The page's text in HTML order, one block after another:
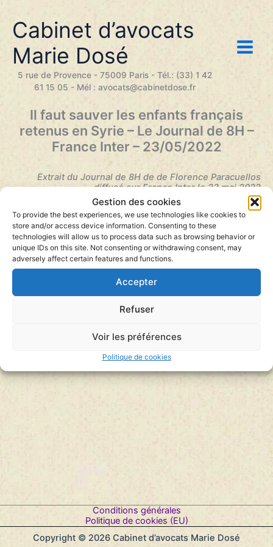
Gestion des cookies
To provide the best experiences, we use technologies like cookies to
store and/or access device information. Consenting to these
technologies will allow us to process data such as browsing behavior or
unique IDs on this site. Not consenting or withdrawing consent, may
adversely affect certain features and functions.
Accepter
Refuser
Voir les préférences
Politique de cookies
contenu
Cabinet d’avocats
Marie Dosé
5 rue de Provence - 75009 Paris - Tél.: (33) 1 42
61 15 05 - Mél : avocats@cabinetdose.fr
Il faut sauver les enfants français
retenus en Syrie – Le Journal de 8H –
France Inter – 23/05/2022
Extrait du Journal de 8H de de Florence Paracuellos
diffusé sur France Inter le 23 mai 2022
audio
00:00 00:00
Conditions générales
Politique de cookies (EU)
Copyright © 2026 Cabinet d’avocats Marie Dosé